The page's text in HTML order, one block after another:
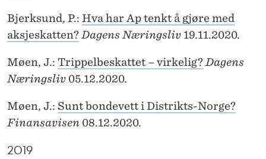
Bjerksund, P.: Hva har Ap tenkt å gjøre med
aksjeskatten? Dagens Næringsliv 19.11.2020.
Møen, J.: Trippelbeskattet – virkelig? Dagens
Næringsliv 05.12.2020.
Møen, J.: Sunt bondevett i Distrikts-Norge?
Finansavisen 08.12.2020.
2019